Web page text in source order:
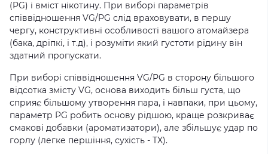
(PG) і вміст нікотину. При виборі параметрів
співвідношення VG/PG слід враховувати, в першу
чергу, конструктивні особливості вашого атомайзера
(бака, дріпкі, і т.д), і розуміти який густоти рідину він
здатний пропускати.
При виборі співвідношення VG/PG в сторону більшого
відсотка змісту VG, основа виходить більш густа, що
сприяє більшому утворення пара, і навпаки, при цьому,
параметр PG робить основу рідшою, краще розкриває
смакові добавки (ароматизатори), але збільшує удар по
горлу (легке першіння, сухість - TX).